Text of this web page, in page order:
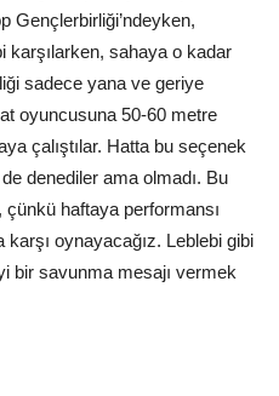
Gençlerbirliği’ndeyken,
karşılarken, sahaya o kadar
sadece yana ve geriye
oyuncusuna 50-60 metre
çalıştılar. Hatta bu seçenek
denediler ama olmadı. Bu
haftaya performansı
oynayacağız. Leblebi gibi
bir savunma mesajı vermek